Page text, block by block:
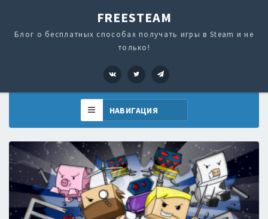
FREESTEAM
Блог о бесплатных способах получать игры в Steam и не
только!
VK Twitter